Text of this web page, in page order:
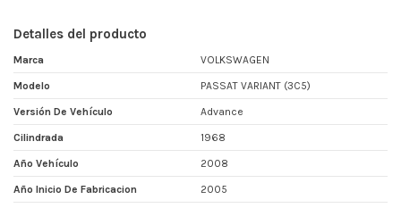
Detalles del producto
Marca VOLKSWAGEN
Modelo PASSAT VARIANT (3C5)
Versión De Vehículo Advance
Cilindrada 1968
Año Vehículo 2008
Año Inicio De Fabricacion 2005